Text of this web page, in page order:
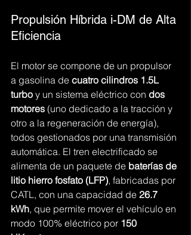
Propulsión Híbrida i-DM de Alta
Eficiencia
El motor se compone de un propulsor
a gasolina de cuatro cilindros 1.5L
turbo y un sistema eléctrico con dos
motores (uno dedicado a la tracción y
otro a la regeneración de energía),
todos gestionados por una transmisión
automática. El tren electrificado se
alimenta de un paquete de baterías de
litio hierro fosfato (LFP), fabricadas por
CATL, con una capacidad de 26.7
kWh, que permite mover el vehículo en
modo 100% eléctrico por 150